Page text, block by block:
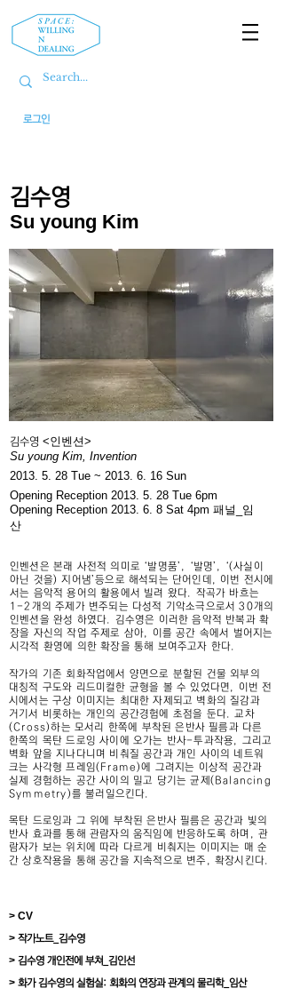
로그인
김수영
Su young Kim
김수영 <인벤션>
Su young Kim, Invention
2013. 5. 28 Tue ~ 2013. 6. 16 Sun
Opening Reception 2013. 5. 28 Tue 6pm
Opening Reception 2013. 6. 8 Sat 4pm 패널_임
산
인벤션은 본래 사전적 의미로 ‘발명품’, ‘발명’, ‘(사실이
아닌 것을) 지어냄’등으로 해석되는 단어인데, 이번 전시에
서는 음악적 용어의 활용에서 빌려 왔다. 작곡가 바흐는
1-2개의 주제가 변주되는 다성적 기악소극으로서 30개의
인벤션을 완성 하였다. 김수영은 이러한 음악적 반복과 확
장을 자신의 작업 주제로 삼아, 이를 공간 속에서 벌어지는
시각적 환영에 의한 확장을 통해 보여주고자 한다.
작가의 기존 회화작업에서 양면으로 분할된 건물 외부의
대칭적 구도와 리드미컬한 균형을 볼 수 있었다면, 이번 전
시에서는 구상 이미지는 최대한 자제되고 벽화의 질감과
거기서 비롯하는 개인의 공간경험에 초점을 둔다. 교차
(Cross)하는 모서리 한쪽에 부착된 은반사 필름과 다른
한쪽의 목탄 드로잉 사이에 오가는 반사-투과작용, 그리고
벽화 앞을 지나다니며 비춰질 공간과 개인 사이의 네트워
크는 사각형 프레임(Frame)에 그려지는 이상적 공간과
실제 경험하는 공간 사이의 밀고 당기는 균제(Balancing
Symmetry)를 불러일으킨다.
목탄 드로잉과 그 위에 부착된 은반사 필름은 공간과 빛의
반사 효과를 통해 관람자의 움직임에 반응하도록 하며, 관
람자가 보는 위치에 따라 다르게 비춰지는 이미지는 매 순
간 상호작용을 통해 공간을 지속적으로 변주, 확장시킨다.
> CV
> 작가노트_김수영
> 김수영 개인전에 부쳐_김인선
> 화가 김수영의 실험실: 회화의 연장과 관계의 물리학_임산